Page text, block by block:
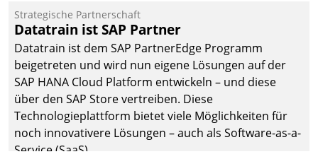
Einsparungen durch optimierte und automatisierte
Prozesse. Doch man darf nicht zu viel erwarten: Allein
mit der Einführung einer neuen Software ist es nicht
getan. Die Digitalisierung erfordert von Unternehmen
die Bereitschaft, sich zu überprüfen, zu hinterfragen
und zu verändern.
Strategische Partnerschaft
Datatrain ist SAP Partner
Datatrain ist dem SAP PartnerEdge Programm
beigetreten und wird nun eigene Lösungen auf der
SAP HANA Cloud Platform entwickeln – und diese
über den SAP Store vertreiben. Diese
Technologieplattform bietet viele Möglichkeiten für
noch innovativere Lösungen – auch als Software-as-a-
Service (SaaS).